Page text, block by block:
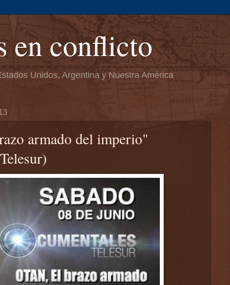
en conflicto
Unidos, Argentina y Nuestra América
armado del imperio"